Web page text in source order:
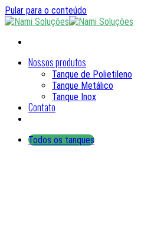
Pular para o conteúdo
Nossos produtos
Tanque de Polietileno
Tanque Metálico
Tanque Inox
Contato
Todos os tanques